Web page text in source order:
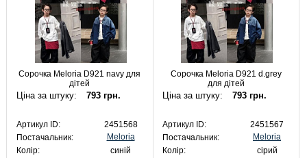
Сорочка Meloria D921 navy для
дітей
Ціна за штуку: 793 грн.
Артикул ID:
2451568
Постачальник:
Meloria
Колір:
синій
Сорочка Meloria D921 d.grey
для дітей
Ціна за штуку: 793 грн.
Артикул ID:
2451567
Постачальник:
Meloria
Колір:
сірий